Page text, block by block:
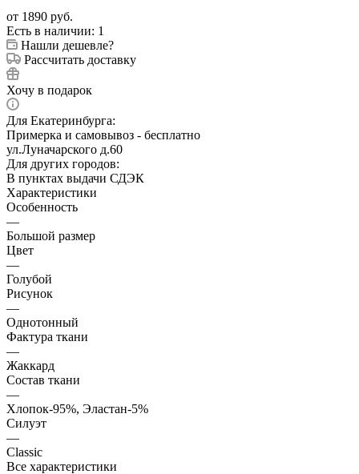
от 1890 руб.
Есть в наличии: 1
Нашли дешевле?
Рассчитать доставку
Хочу в подарок
Для Екатеринбурга:
Примерка и самовывоз - бесплатно
ул.Луначарского д.60
Для других городов:
В пунктах выдачи СДЭК
Характеристики
Особенность
—
Большой размер
Цвет
—
Голубой
Рисунок
—
Однотонный
Фактура ткани
—
Жаккард
Состав ткани
—
Хлопок-95%, Эластан-5%
Силуэт
—
Classic
Все характеристики